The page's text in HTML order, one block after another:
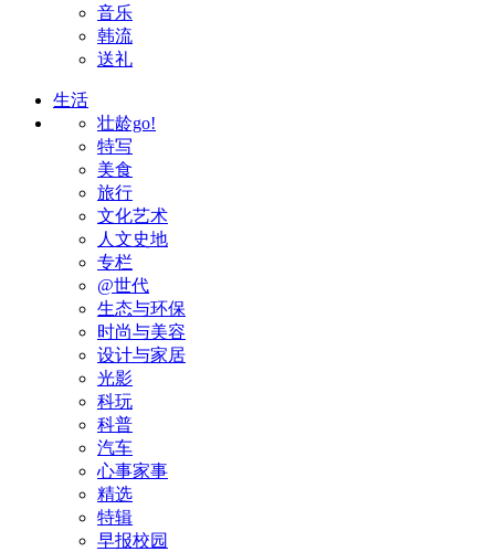
音乐
韩流
送礼
生活
壮龄go!
特写
美食
旅行
文化艺术
人文史地
专栏
@世代
生态与环保
时尚与美容
设计与家居
光影
科玩
科普
汽车
心事家事
精选
特辑
早报校园